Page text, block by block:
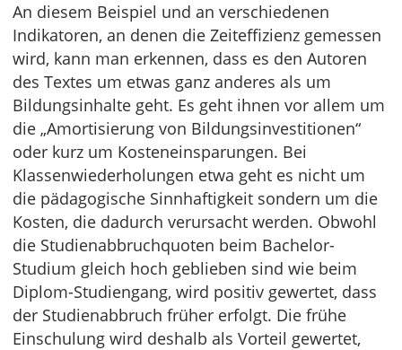
An diesem Beispiel und an verschiedenen
Indikatoren, an denen die Zeiteffizienz gemessen
wird, kann man erkennen, dass es den Autoren
des Textes um etwas ganz anderes als um
Bildungsinhalte geht. Es geht ihnen vor allem um
die „Amortisierung von Bildungsinvestitionen“
oder kurz um Kosteneinsparungen. Bei
Klassenwiederholungen etwa geht es nicht um
die pädagogische Sinnhaftigkeit sondern um die
Kosten, die dadurch verursacht werden. Obwohl
die Studienabbruchquoten beim Bachelor-
Studium gleich hoch geblieben sind wie beim
Diplom-Studiengang, wird positiv gewertet, dass
der Studienabbruch früher erfolgt. Die frühe
Einschulung wird deshalb als Vorteil gewertet,